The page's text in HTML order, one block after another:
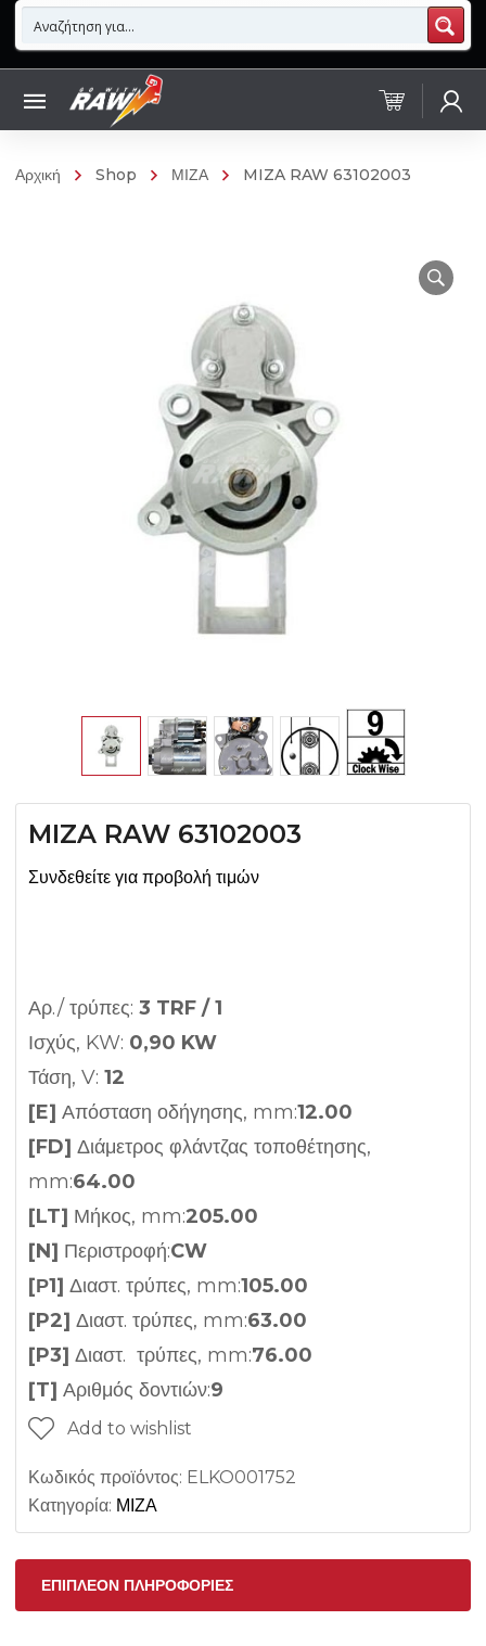
Αρχική Shop ΜΙΖΑ MIZA RAW 63102003
MIZA RAW 63102003
Συνδεθείτε για προβολή τιμών
Αρ./ τρύπες: 3 TRF / 1
Ισχύς, KW: 0,90 KW
Τάση, V: 12
[E] Απόσταση οδήγησης, mm:12.00
[FD] Διάμετρος φλάντζας τοποθέτησης,
mm:64.00
[LT] Μήκος, mm:205.00
[N] Περιστροφή:CW
[Ρ1] Διαστ. τρύπες, mm:105.00
[P2] Διαστ. τρύπες, mm:63.00
[P3] Διαστ. τρύπες, mm:76.00
[T] Αριθμός δοντιών:9
Add to wishlist
Κωδικός προϊόντος: ELKO001752
Κατηγορία: ΜΙΖΑ
ΕΠΙΠΛΈΟΝ ΠΛΗΡΟΦΟΡΊΕΣ